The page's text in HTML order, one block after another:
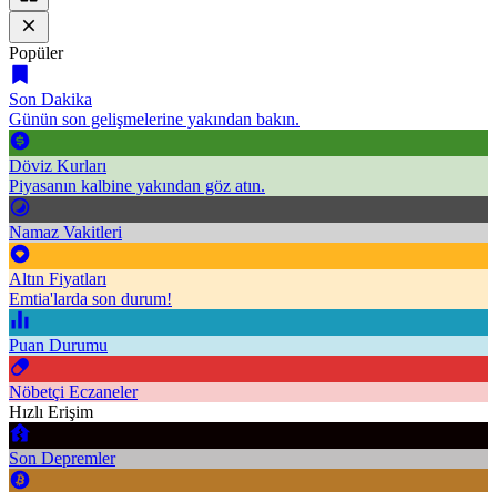
Popüler
Son Dakika
Günün son gelişmelerine yakından bakın.
Döviz Kurları
Piyasanın kalbine yakından göz atın.
Namaz Vakitleri
Altın Fiyatları
Emtia'larda son durum!
Puan Durumu
Nöbetçi Eczaneler
Hızlı Erişim
Son Depremler